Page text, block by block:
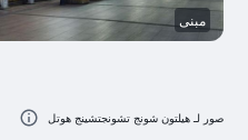
مبنى
صور لـ هيلتون شونج تشونجتشينج هوتل